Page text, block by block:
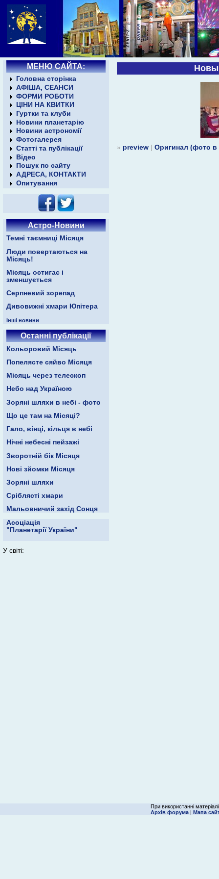
МЕНЮ САЙТА:
Головна сторінка
АФІША, СЕАНСИ
ФОРМИ РОБОТИ
ЦІНИ НА КВИТКИ
Гуртки та клуби
Новини планетарію
Новини астрономії
Фотогалерея
Статті та публікації
Відео
Пошук по сайту
АДРЕСА, КОНТАКТИ
Опитування
Астро-Новини
Темні таємниці Місяця
Люди повертаються на
Місяць!
Місяць остигає і
зменшується
Серпневий зорепад
Дивовижні хмари Юпітера
Інші новини
Останні публікації
Кольоровий Місяць
Попелясте сяйво Місяця
Місяць через телескоп
Небо над Україною
Зоряні шляхи в небі - фото
Що це там на Місяці?
Гало, вінці, кільця в небі
Нічні небесні пейзажі
Зворотній бік Місяця
Нові зйомки Місяця
Зоряні шляхи
Сріблясті хмари
Мальовничий захід Сонця
Асоціація
"Планетарії України"
У світі:
» preview Оригинал (фото
При використанні
Архів форума| Мапа